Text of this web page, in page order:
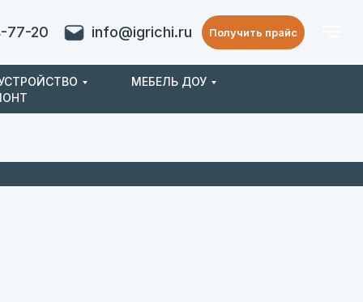
77-20 info@igrichi.ru Получить прайс
МЕБЕЛЬ ДОУ